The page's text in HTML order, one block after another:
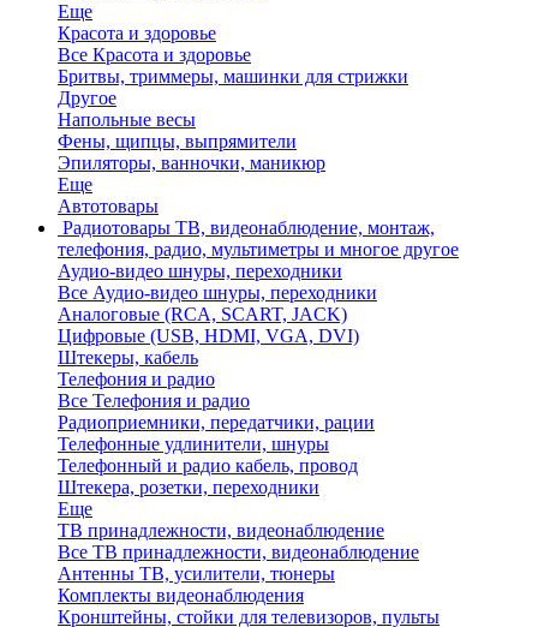
Еще
Красота и здоровье
Все Красота и здоровье
Бритвы, триммеры, машинки для стрижки
Другое
Напольные весы
Фены, щипцы, выпрямители
Эпиляторы, ванночки, маникюр
Еще
Автотовары
Радиотовары ТВ, видеонаблюдение, монтаж,
телефония, радио, мультиметры и многое другое
Аудио-видео шнуры, переходники
Все Аудио-видео шнуры, переходники
Аналоговые (RCA, SCART, JACK)
Цифровые (USB, HDMI, VGA, DVI)
Штекеры, кабель
Телефония и радио
Все Телефония и радио
Радиоприемники, передатчики, рации
Телефонные удлинители, шнуры
Телефонный и радио кабель, провод
Штекера, розетки, переходники
Еще
ТВ принадлежности, видеонаблюдение
Все ТВ принадлежности, видеонаблюдение
Антенны ТВ, усилители, тюнеры
Комплекты видеонаблюдения
Кронштейны, стойки для телевизоров, пульты